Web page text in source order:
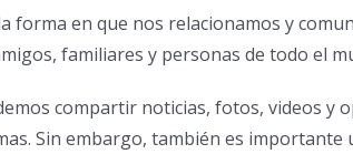
forma en que nos relacionamos y
familiares y personas de todo el
compartir noticias, fotos, videos y
Sin embargo, también es importante